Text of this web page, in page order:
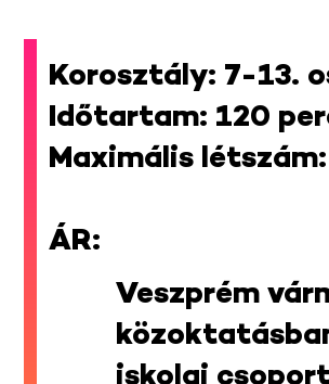
Korosztály: 7-13.
Időtartam: 120
Maximális
ÁR:
Veszprém